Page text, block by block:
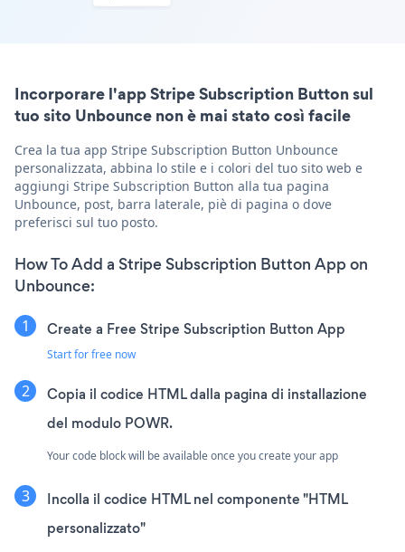
Incorporare l'app Stripe Subscription Button sul
tuo sito Unbounce non è mai stato così facile
Crea la tua app Stripe Subscription Button Unbounce
personalizzata, abbina lo stile e i colori del tuo sito web e
aggiungi Stripe Subscription Button alla tua pagina
Unbounce, post, barra laterale, piè di pagina o dove
preferisci sul tuo posto.
How To Add a Stripe Subscription Button App on
Unbounce:
Create a Free Stripe Subscription Button App
Start for free now
Copia il codice HTML dalla pagina di installazione
del modulo POWR.
Your code block will be available once you create your app
Incolla il codice HTML nel componente "HTML
personalizzato"